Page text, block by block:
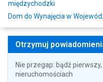
międzychodzki
Dom do Wynajęcia w
Otrzymuj
Nie przegap: bądź
nieruchomościach